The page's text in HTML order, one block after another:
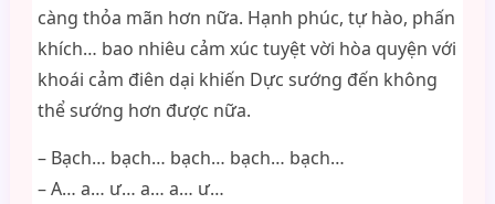
càng thỏa mãn hơn nữa. Hạnh phúc, tự hào, phấn
khích… bao nhiêu cảm xúc tuyệt vời hòa quyện với
khoái cảm điên dại khiến Dực sướng đến không
thể sướng hơn được nữa.
– Bạch… bạch… bạch… bạch… bạch…
– A… a… ư… a… a… ư…